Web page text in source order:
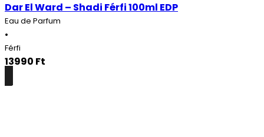
Dar El Ward – Shadi Férfi 100ml EDP
Eau de Parfum
•
Férfi
13990 Ft
Részletek